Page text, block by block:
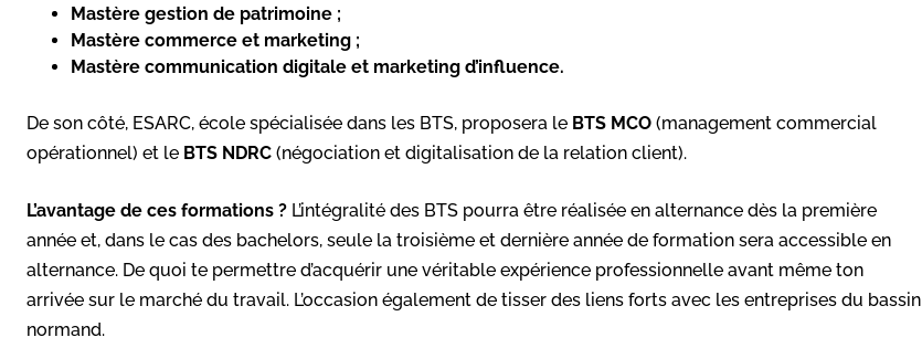
Mastère gestion de patrimoine ;
Mastère commerce et marketing ;
Mastère communication digitale et marketing d’influence.
De son côté, ESARC, école spécialisée dans les BTS, proposera le BTS MCO (management commercial
opérationnel) et le BTS NDRC (négociation et digitalisation de la relation client).
L’avantage de ces formations ? L’intégralité des BTS pourra être réalisée en alternance dès la première
année et, dans le cas des bachelors, seule la troisième et dernière année de formation sera accessible en
alternance. De quoi te permettre d’acquérir une véritable expérience professionnelle avant même ton
arrivée sur le marché du travail. L’occasion également de tisser des liens forts avec les entreprises du bassin
normand.